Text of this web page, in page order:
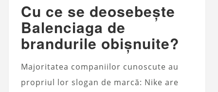
Cu ce se deosebește
Balenciaga de
brandurile obișnuite?
Majoritatea companiilor cunoscute au
propriul lor slogan de marcă: Nike are